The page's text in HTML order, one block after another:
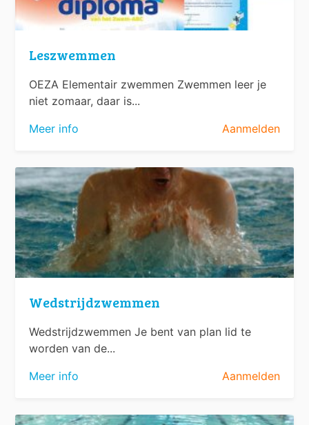
Leszwemmen
OEZA Elementair zwemmen Zwemmen leer je
niet zomaar, daar is...
Meer info
Aanmelden
Wedstrijdzwemmen
Wedstrijdzwemmen Je bent van plan lid te
worden van de...
Meer info
Aanmelden